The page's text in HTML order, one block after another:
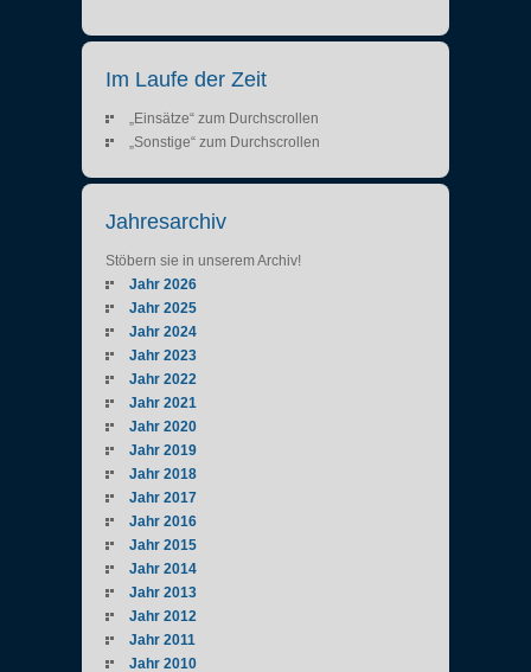
Im Laufe der Zeit
„Einsätze“ zum Durchscrollen
„Sonstige“ zum Durchscrollen
Jahresarchiv
Stöbern sie in unserem Archiv!
Jahr 2026
Jahr 2025
Jahr 2024
Jahr 2023
Jahr 2022
Jahr 2021
Jahr 2020
Jahr 2019
Jahr 2018
Jahr 2017
Jahr 2016
Jahr 2015
Jahr 2014
Jahr 2013
Jahr 2012
Jahr 2011
Jahr 2010